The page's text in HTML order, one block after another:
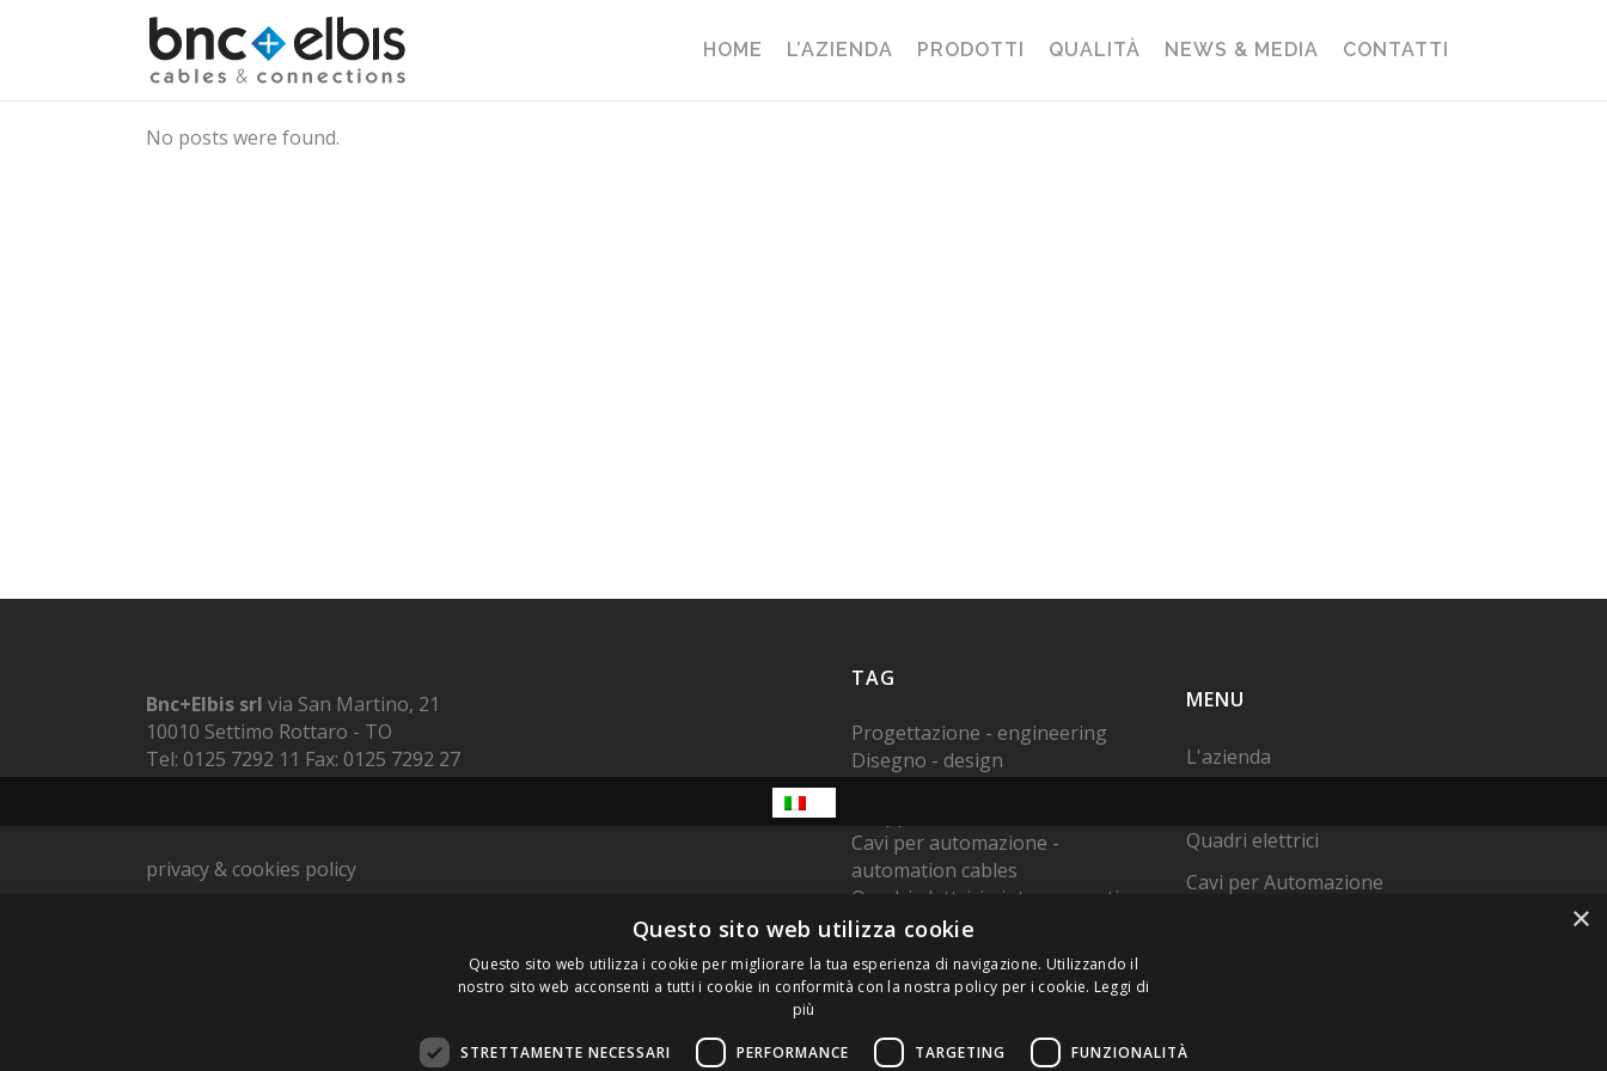
HOME L’AZIENDA PRODOTTI QUALITÀ NEWS & MEDIA CONTATTI
No posts were found.
Bnc+Elbis srl via San Martino, 21
10010 Settimo Rottaro - TO
Tel: 0125 7292 11 Fax: 0125 7292 27
privacy & cookies policy
TAG
Progettazione - engineering
Disegno - design
Cavi per automazione -
automation cables
Quadri elettrici - interconnection
modules
Made in Italy
Cavi su disegno - customized
Sistemi di qualità - Quality
systems
MENU
L'azienda
Quadri elettrici
Cavi per Automazione
×
Questo sito web utilizza cookie
Questo sito web utilizza i cookie per migliorare la tua esperienza di navigazione. Utilizzando il
nostro sito web acconsenti a tutti i cookie in conformità con la nostra policy per i cookie. Leggi di
più
STRETTAMENTE NECESSARI PERFORMANCE TARGETING FUNZIONALITÀ